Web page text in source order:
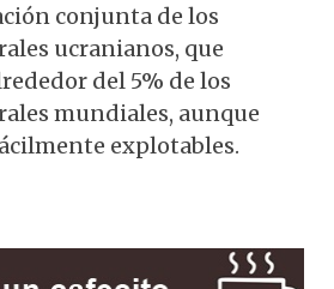
conjunta de los
ucranianos, que
del 5% de los
mundiales, aunque
explotables.